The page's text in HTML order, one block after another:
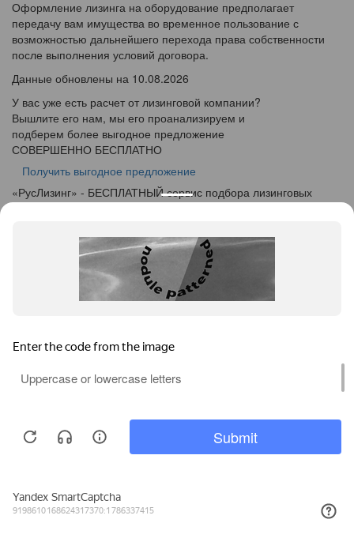
Оформление лизинга на оборудование предполагает
передачу вам имущества во временное пользование с
возможностью дальнейшего перехода права собственности
после выполнения условий договора.
Данные обновлены на 10.08.2026
У вас уже есть расчет от лизинговой компании?
Вышлите его нам, мы его проанализируем и
подберем более выгодное предложение
СОВЕРШЕННО БЕСПЛАТНО
Получить выгодное предложение
«РусЛизинг» - БЕСПЛАТНЫЙ сервис подбора лизинговых
+7 (495) 103-49-76
143405, Московская область, г. Красногорск, ул.
Вокзальная, дом 27
Калькулятор
Кейсы Клиентам
О компании
Контакты
Политика конфиденциальности
Пользуясь услугами интернет-сайта
https://krasnogorsk.ruslease.ru/ и его сервисами, вы